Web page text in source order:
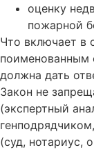
оценку
пожарной
Что включает в
поименованным
должна дать
Закон не
(экспертный
(суд, нотариус,